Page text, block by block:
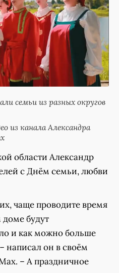
семьи из разных округов
из канала Александра
области Александр
с Днём семьи, любви
чаще проводите время
будут
и как можно больше
написал он в своём
– А праздничное